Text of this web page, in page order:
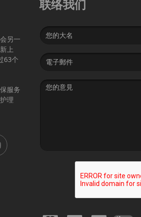
另一
上
63个
服务
理
联络我们
Name
Email
address
Message